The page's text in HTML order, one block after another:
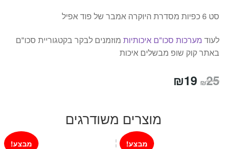
סט 6 כפיות מסדרת היוקרה אמבר של פוד אפיל
לעוד מערכות סכו"ם איכותיות מוזמנים לבקר בקטגוריית סכו"ם
באתר קוק שופ מבשלים איכות
₪25 המחיר
₪19
הוא:
₪19.
מוצרים משודרגים
מבצע! מבצע!